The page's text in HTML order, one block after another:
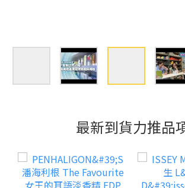
最新到貨力推品